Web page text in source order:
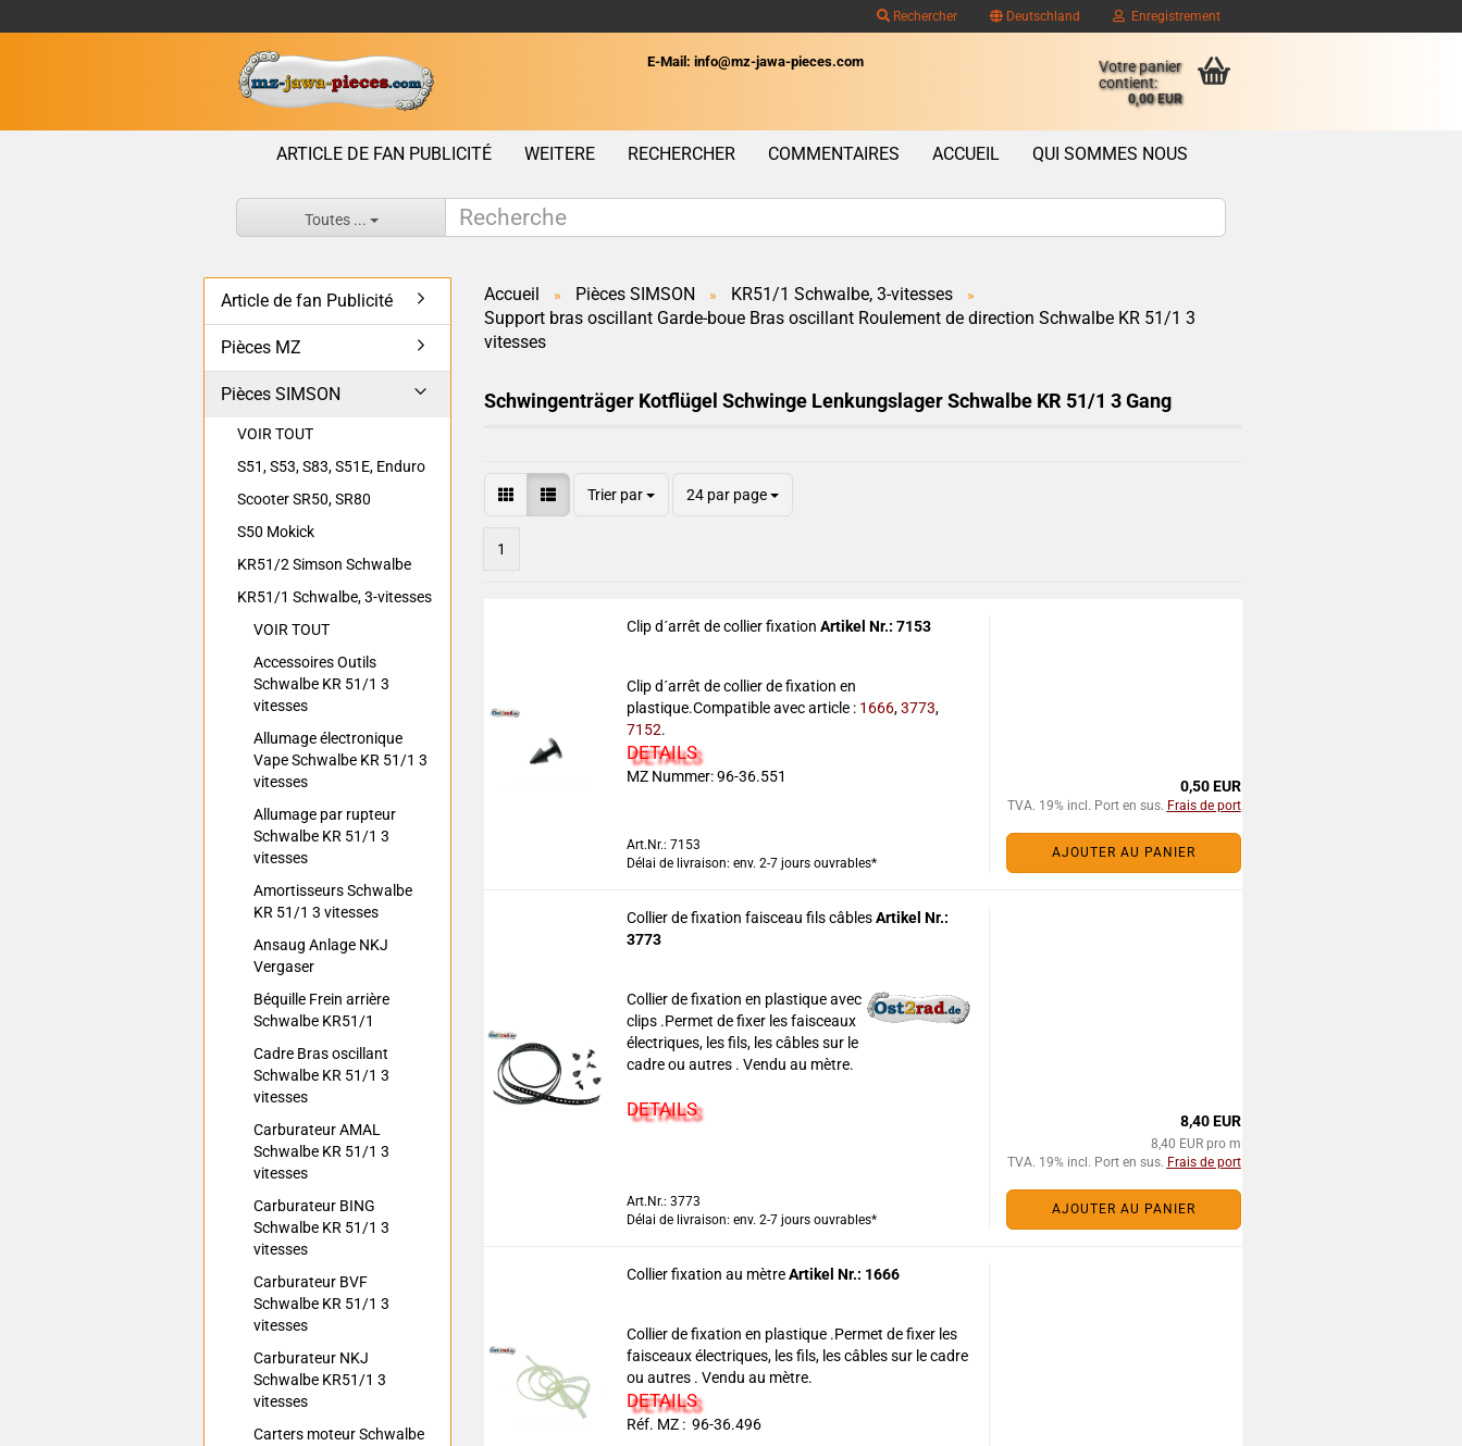
Rechercher Deutschland
Wohnort
Enregistrement
Créer un compte client
E-Mail: info@mz-jawa-pieces.com
Votre panier
contient:
0,00 EUR
ARTICLE DE FAN PUBLICITÉ RECHERCHER COMMENTAIRES ACCUEIL QUI SOMMES NOUS
WEITERE
Toutes ...
Accueil » Pièces SIMSON » KR51/1 Schwalbe, 3-vitesses »
Support bras oscillant Garde-boue Bras oscillant Roulement de direction Schwalbe KR 51/1 3
vitesses
Schwingenträger Kotflügel Schwinge Lenkungslager Schwalbe KR 51/1 3 Gang
Trier par 24 par page
1
Clip d´arrêt de collier fixation Artikel Nr.: 7153
Clip d´arrêt de collier de fixation en
plastique.Compatible avec article : 1666,3773,
7152.
DETAILS
MZ Nummer: 96-36.551
Art.Nr.: 7153
Délai de livraison: env. 2-7 jours ouvrables*
0,50 EUR
TVA. 19% incl. Port en sus. Frais de port
AJOUTER AU PANIER
Collier de fixation faisceau fils câblesArtikel Nr.:
3773
Collier de fixation en plastique avec
clips .Permet de fixer les faisceaux
électriques, les fils, les câbles sur le
cadre ou autres . Vendu au mètre.
DETAILS
Art.Nr.: 3773
Délai de livraison: env. 2-7 jours ouvrables*
8,40 EUR
8,40 EUR pro m
TVA. 19% incl. Port en sus. Frais de port
AJOUTER AU PANIER
Collier fixation au mètreArtikel Nr.: 1666
Collier de fixation en plastique .Permet de fixer les
faisceaux électriques, les fils, les câbles sur le cadre
ou autres . Vendu au mètre.
DETAILS
Réf. MZ : 96-36.496
Article de fan Publicité
Pièces MZ
Pièces SIMSON
VOIR TOUT
S51, S53, S83, S51E, Enduro
Scooter SR50, SR80
S50 Mokick
KR51/2 Simson Schwalbe
KR51/1 Schwalbe, 3-vitesses
VOIR TOUT
Accessoires Outils
Schwalbe KR 51/1 3
vitesses
Allumage électronique
Vape Schwalbe KR 51/1 3
vitesses
Allumage par rupteur
Schwalbe KR 51/1 3
vitesses
Amortisseurs Schwalbe
KR 51/1 3 vitesses
Ansaug Anlage NKJ
Vergaser
Béquille Frein arrière
Schwalbe KR51/1
Cadre Bras oscillant
Schwalbe KR 51/1 3
vitesses
Carburateur AMAL
Schwalbe KR 51/1 3
vitesses
Carburateur BING
Schwalbe KR 51/1 3
vitesses
Carburateur BVF
Schwalbe KR 51/1 3
vitesses
Carburateur NKJ
Schwalbe KR51/1 3
vitesses
Carters moteur Schwalbe